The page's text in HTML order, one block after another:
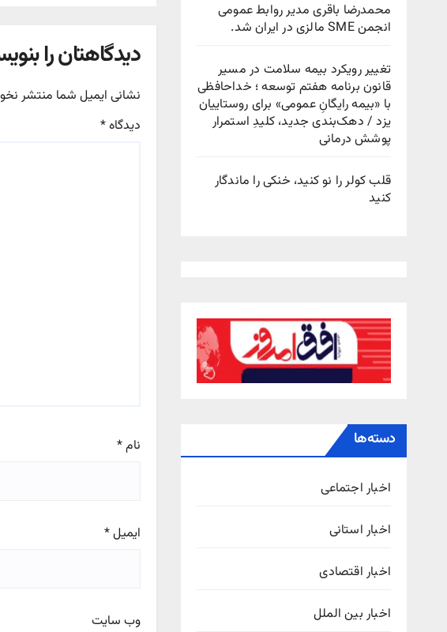
محمدرضا باقری مدیر روابط عمومی
انجمن SME مالزی در ایران شد.
تغییر رویکرد بیمه سلامت در مسیر
قانون برنامه هفتم توسعه ؛ خداحافظی
با «بیمه رایگانِ عمومی» برای روستاییان
یزد / دهک‌بندی جدید، کلیدِ استمرار
پوشش درمانی
قلب کولر را نو کنید، خنکی را ماندگار
کنید
دسته‌ها
اخبار اجتماعی
اخبار استانی
اخبار اقتصادی
اخبار بین الملل
دیدگاهتان را
نشانی ایمیل شما منتشر
دیدگاه*
نام*
ایمیل*
وب‌ سایت